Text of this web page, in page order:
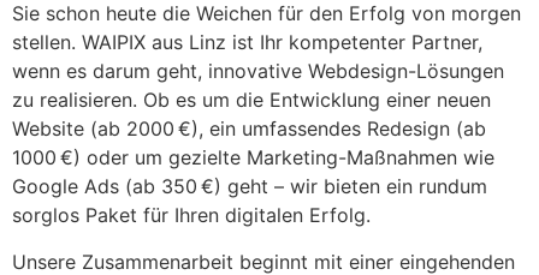
Sie schon heute die Weichen für den Erfolg von morgen
stellen. WAIPIX aus Linz ist Ihr kompetenter Partner,
wenn es darum geht, innovative Webdesign-Lösungen
zu realisieren. Ob es um die Entwicklung einer neuen
Website (ab 2000 €), ein umfassendes Redesign (ab
1000 €) oder um gezielte Marketing-Maßnahmen wie
Google Ads (ab 350 €) geht – wir bieten ein rundum
sorglos Paket für Ihren digitalen Erfolg.
Unsere Zusammenarbeit beginnt mit einer eingehenden